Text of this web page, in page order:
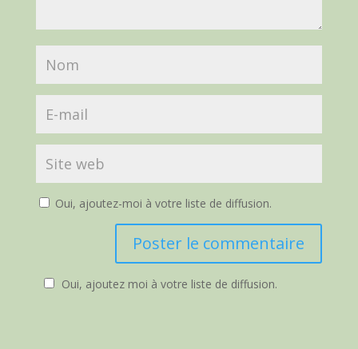
Oui, ajoutez-moi à votre liste de diffusion.
Oui, ajoutez moi à votre liste de diffusion.